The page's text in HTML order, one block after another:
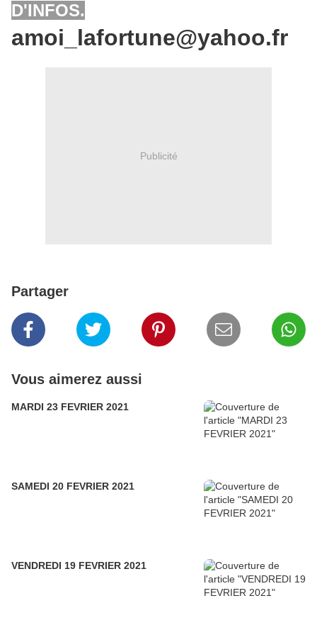
D'INFOS.
amoi_lafortune@yahoo.fr
Publicité
Partager
Vous aimerez aussi
MARDI 23 FEVRIER 2021
SAMEDI 20 FEVRIER 2021
VENDREDI 19 FEVRIER 2021